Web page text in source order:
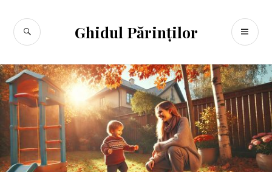
conținut
Ghidul Părinților
CĂUTARE